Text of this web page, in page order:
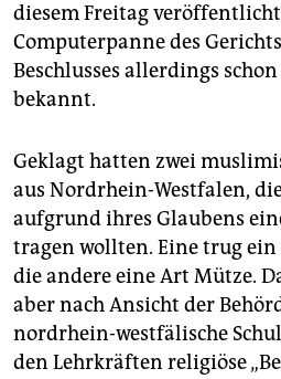
diesem Freitag
Computerpanne des
Beschlusses allerdings
bekannt.
Geklagt hatten zwei
aus Nordrhein-Westfalen,
aufgrund ihres Glaubens
tragen wollten. Eine trug ein
die andere eine Art Mütze.
aber nach Ansicht der
nordrhein-westfälische
den Lehrkräften religiöse